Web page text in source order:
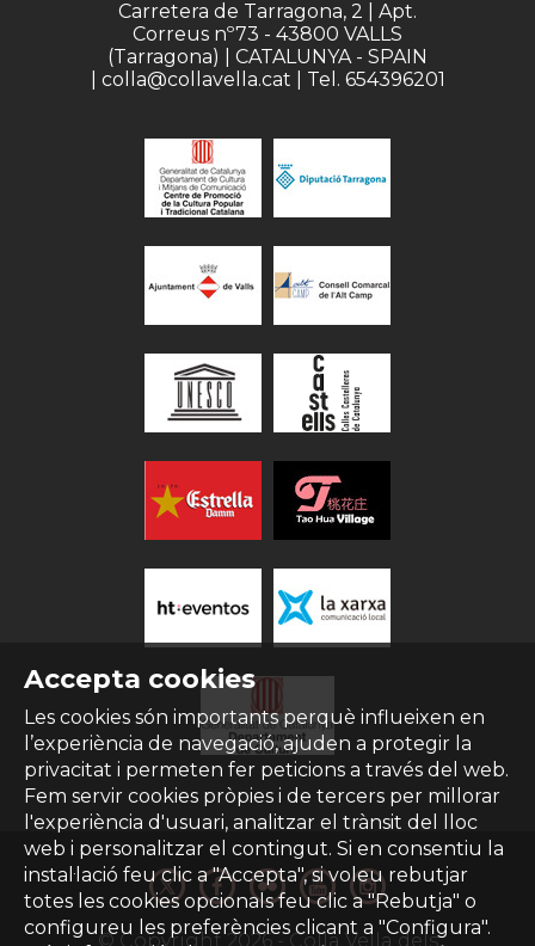
Accepta cookies
Les cookies són importants perquè influeixen en
l’experiència de navegació, ajuden a protegir la
privacitat i permeten fer peticions a través del web.
Fem servir cookies pròpies i de tercers per millorar
l'experiència d'usuari, analitzar el trànsit del lloc
web i personalitzar el contingut. Si en consentiu la
instal·lació feu clic a "Accepta", si voleu rebutjar
totes les cookies opcionals feu clic a "Rebutja" o
configureu les preferències clicant a "Configura".
Carretera de Tarragona, 2 | Apt.
Correus nº73 - 43800 VALLS
(Tarragona) | CATALUNYA - SPAIN
| colla@collavella.cat | Tel. 654396201
© Copyright2026- Colla Vella dels